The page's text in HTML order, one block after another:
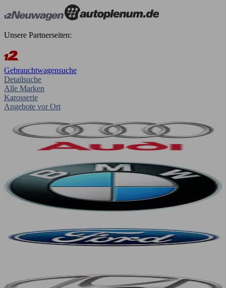
Unsere Partnerseiten:
Gebrauchtwagensuche
Detailsuche
Alle Marken
Karosserie
Angebote vor Ort